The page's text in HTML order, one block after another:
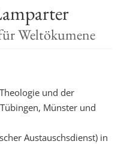
n
Weltökumene
und der
Münster und
Austauschsdienst) in